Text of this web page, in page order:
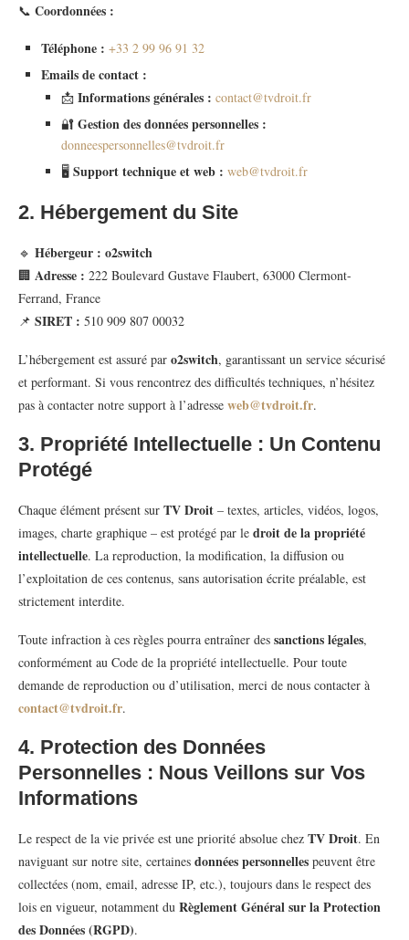
📞 Coordonnées :
Téléphone : +33 2 99 96 91 32
Emails de contact :
📩 Informations générales : contact@tvdroit.fr
🔐 Gestion des données personnelles :
donneespersonnelles@tvdroit.fr
🖥️ Support technique et web : web@tvdroit.fr
2. Hébergement du Site
🔹 Hébergeur : o2switch
🏢 Adresse : 222 Boulevard Gustave Flaubert, 63000 Clermont-
Ferrand, France
📌 SIRET : 510 909 807 00032
L’hébergement est assuré par o2switch, garantissant un service sécurisé
et performant. Si vous rencontrez des difficultés techniques, n’hésitez
pas à contacter notre support à l’adresse web@tvdroit.fr.
3. Propriété Intellectuelle : Un Contenu
Protégé
Chaque élément présent sur TV Droit – textes, articles, vidéos, logos,
images, charte graphique – est protégé par le droit de la propriété
intellectuelle. La reproduction, la modification, la diffusion ou
l’exploitation de ces contenus, sans autorisation écrite préalable, est
strictement interdite.
Toute infraction à ces règles pourra entraîner des sanctions légales,
conformément au Code de la propriété intellectuelle. Pour toute
demande de reproduction ou d’utilisation, merci de nous contacter à
contact@tvdroit.fr.
4. Protection des Données
Personnelles : Nous Veillons sur Vos
Informations
Le respect de la vie privée est une priorité absolue chez TV Droit. En
naviguant sur notre site, certaines données personnelles peuvent être
collectées (nom, email, adresse IP, etc.), toujours dans le respect des
lois en vigueur, notamment du Règlement Général sur la Protection
des Données (RGPD).